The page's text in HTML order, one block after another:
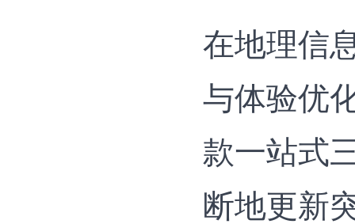
在地理信
与体验优
款一站式
断地更新